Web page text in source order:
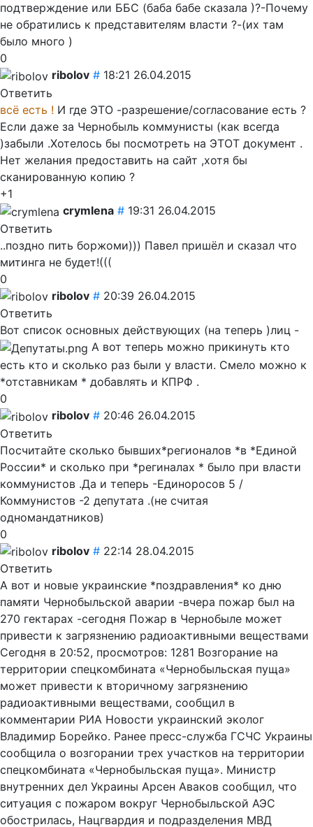
подтверждение или ББС (баба бабе сказала )?-Почему
не обратились к представителям власти ?-(их там
было много )
0
ribolov # 18:21 26.04.2015
Ответить
всё есть ! И где ЭТО -разрешение/согласование есть ?
Если даже за Чернобыль коммунисты (как всегда
)забыли .Хотелось бы посмотреть на ЭТОТ документ .
Нет желания предоставить на сайт ,хотя бы
сканированную копию ?
+1
crymlena # 19:31 26.04.2015
Ответить
..поздно пить боржоми))) Павел пришёл и сказал что
митинга не будет!(((
0
ribolov # 20:39 26.04.2015
Ответить
Вот список основных действующих (на теперь )лиц -
А вот теперь можно прикинуть кто
есть кто и сколько раз были у власти. Смело можно к
*отставникам * добавлять и КПРФ .
0
ribolov # 20:46 26.04.2015
Ответить
Посчитайте сколько бывших*регионалов *в *Единой
России* и сколько при *региналах * было при власти
коммунистов .Да и теперь -Единоросов 5 /
Коммунистов -2 депутата .(не считая
одномандатников)
0
ribolov # 22:14 28.04.2015
Ответить
А вот и новые украинские *поздравления* ко дню
памяти Чернобыльской аварии -вчера пожар был на
270 гектарах -сегодня Пожар в Чернобыле может
привести к загрязнению радиоактивными веществами
Сегодня в 20:52, просмотров: 1281 Возгорание на
территории спецкомбината «Чернобыльская пуща»
может привести к вторичному загрязнению
радиоактивными веществами, сообщил в
комментарии РИА Новости украинский эколог
Владимир Борейко. Ранее пресс-служба ГСЧС Украины
сообщила о возгорании трех участков на территории
спецкомбината «Чернобыльская пуща». Министр
внутренних дел Украины Арсен Аваков сообщил, что
ситуация с пожаром вокруг Чернобыльской АЭС
обострилась, Нацгвардия и подразделения МВД